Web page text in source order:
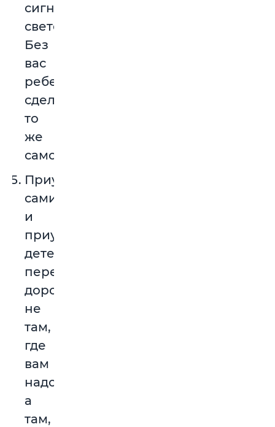
сигнал
светофора.
Без
вас
ребенок
сделает
то
же
самое.
Приучитесь
сами
и
приучите
детей
переходить
дорогу
не
там,
где
вам
надо,
а
там,